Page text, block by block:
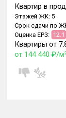
Квартир в
Этажей ЖК: 5
Срок сдачи по
Оценка ЕРЗ: 12.1
Квартиры от
от 144 440 ₽/